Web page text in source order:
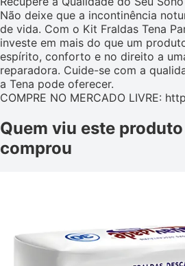
Não deixe que a incontinência
de vida. Com o Kit Fraldas Tena
investe em mais do que um
espírito, conforto e no direito a
reparadora. Cuide-se com a
a Tena pode oferecer.
COMPRE NO MERCADO LIVRE:
Quem viu este
comprou